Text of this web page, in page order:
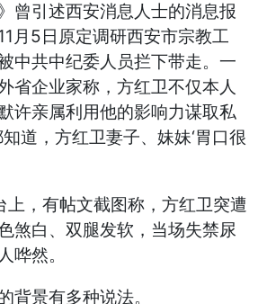
引述西安消息人士的消息报
月5日原定调研西安市宗教工
中共中纪委人员拦下带走。一
省企业家称，方红卫不仅本人
许亲属利用他的影响力谋取私
道，方红卫妻子、妹妹‘胃口很
，有帖文截图称，方红卫突遭
煞白、双腿发软，当场失禁尿
哗然。
景有多种说法。